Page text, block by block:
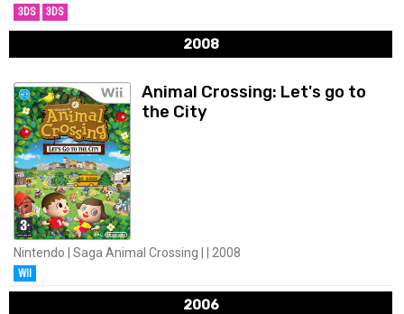
3DS 3DS
2008
Animal Crossing: Let's go to
the City
Nintendo | Saga Animal Crossing | | 2008
WII
2006